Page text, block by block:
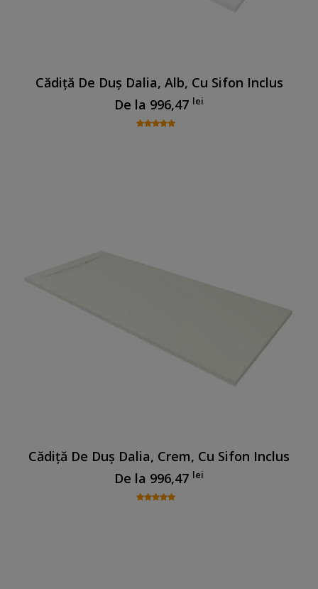
Cădiță De Duș Dalia, Alb, Cu Sifon Inclus
De la 996,47 lei
Cădiță De Duș Dalia, Crem, Cu Sifon Inclus
De la 996,47 lei